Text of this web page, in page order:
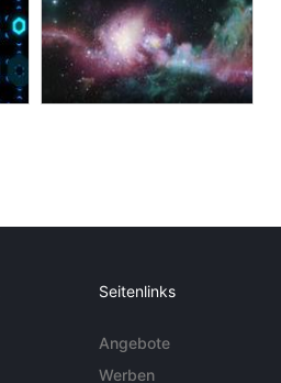
Seitenlinks
Angebote
Werben